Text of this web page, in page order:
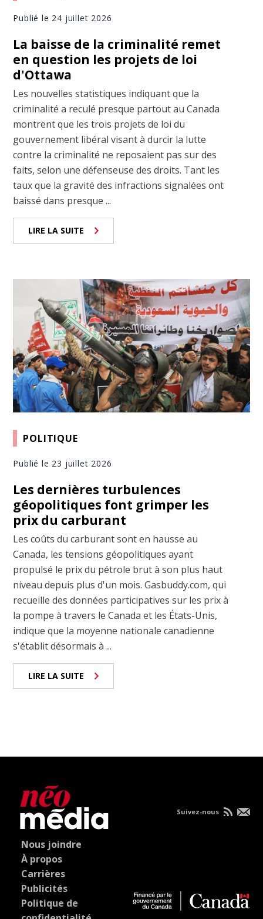
Publié le 24 juillet 2026
La baisse de la criminalité remet
en question les projets de loi
d'Ottawa
Les nouvelles statistiques indiquant que la
criminalité a reculé presque partout au Canada
montrent que les trois projets de loi du
gouvernement libéral visant à durcir la lutte
contre la criminalité ne reposaient pas sur des
faits, selon une défenseuse des droits. Tant les
taux que la gravité des infractions signalées ont
baissé dans presque ...
LIRE LA SUITE
POLITIQUE
Publié le 23 juillet 2026
Les dernières turbulences
géopolitiques font grimper les
prix du carburant
Les coûts du carburant sont en hausse au
Canada, les tensions géopolitiques ayant
propulsé le prix du pétrole brut à son plus haut
niveau depuis plus d'un mois. Gasbuddy.com, qui
recueille des données participatives sur les prix à
la pompe à travers le Canada et les États-Unis,
indique que la moyenne nationale canadienne
s'établit désormais à ...
LIRE LA SUITE
Nous joindre
À propos
Carrières
Publicités
Politique de
Suivez-nous